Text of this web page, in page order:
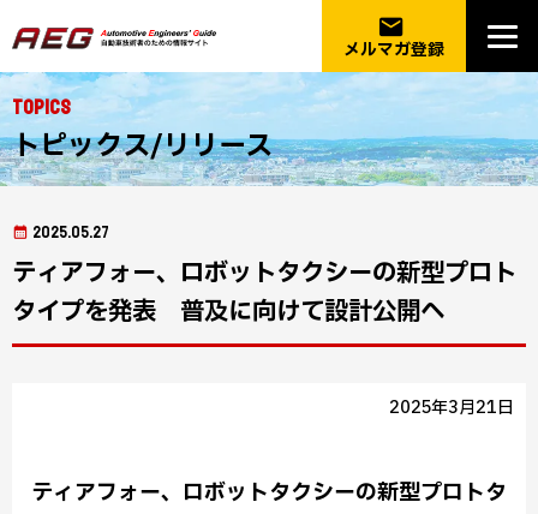
email
メルマガ登録
Topics
トピックス/リリース
2025.05.27
ティアフォー、ロボットタクシーの新型プロト
タイプを発表 普及に向けて設計公開へ
2025年3月21日
ティアフォー、ロボットタクシーの新型プロトタ